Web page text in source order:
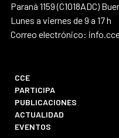
Paraná 1159 (C1018ADC)
Lunes a viernes de 9 a 17 h
Correo electrónico:
CCE
PARTICIPA
PUBLICACIONES
ACTUALIDAD
EVENTOS